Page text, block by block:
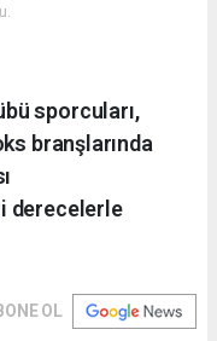
sporcuları,
branşlarında
derecelerle
OL